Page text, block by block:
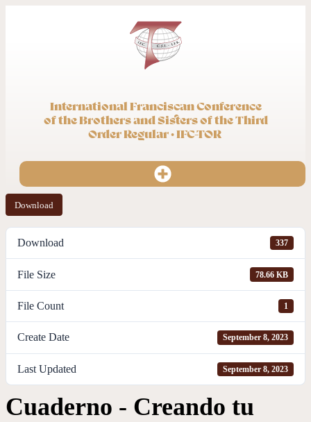
International Franciscan Conference
of the Brothers and Sisters of the Third
Order Regular · IFC-TOR
Download
Download 337
File Size 78.66 KB
File Count 1
Create Date September 8, 2023
Last Updated September 8, 2023
Cuaderno - Creando tu